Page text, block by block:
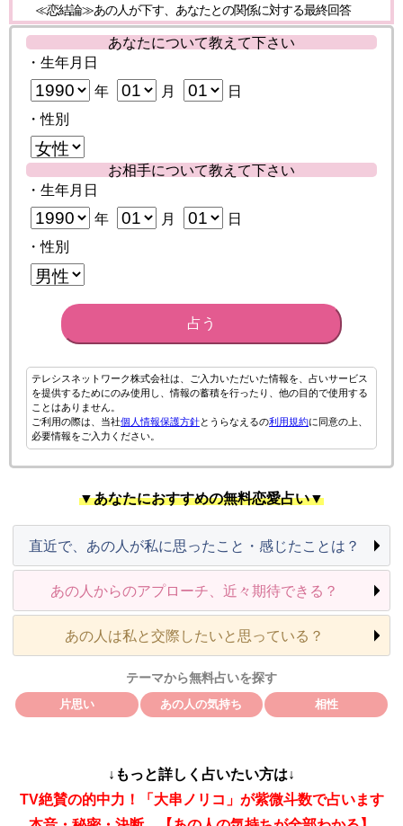
≪恋結論≫あの人が下す、あなたとの関係に対する最終回答
あなたについて教えて下さい
・生年月日
年 月
日
・性別
お相手について教えて下さい
・生年月日
年 月
日
・性別
占う
テレシスネットワーク株式会社は、ご入力いただいた情報を、占いサービス
を提供するためにのみ使用し、情報の蓄積を行ったり、他の目的で使用する
ことはありません。
ご利用の際は、当社個人情報保護方針とうらなえるの利用規約に同意の上、
必要情報をご入力ください。
▼あなたにおすすめの無料恋愛占い▼
直近で、あの人が私に思ったこと・感じたことは？
あの人からのアプローチ、近々期待できる？
あの人は私と交際したいと思っている？
テーマから無料占いを探す
片思い あの人の気持ち 相性
↓もっと詳しく占いたい方は↓
TV絶賛の的中力！「大串ノリコ」が紫微斗数で占います